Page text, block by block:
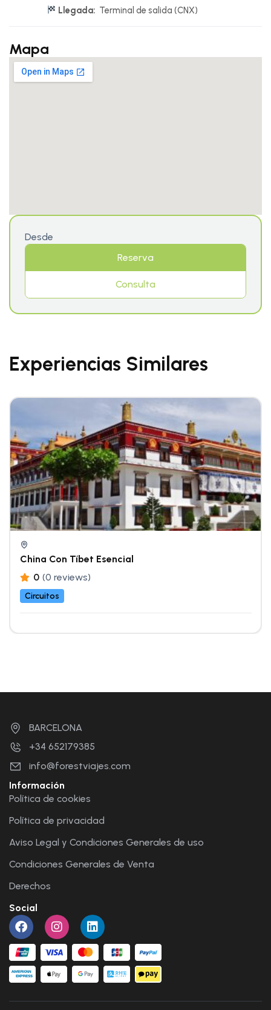
Llegada: Terminal de salida (CNX)
Mapa
Desde
Reserva
Consulta
Experiencias Similares
China Con Tíbet Esencial
0 (0 reviews)
Circuitos
BARCELONA
+34 652179385
info@forestviajes.com
Información
Política de cookies
Política de privacidad
Aviso Legal y Condiciones Generales de uso
Condiciones Generales de Venta
Derechos
Social